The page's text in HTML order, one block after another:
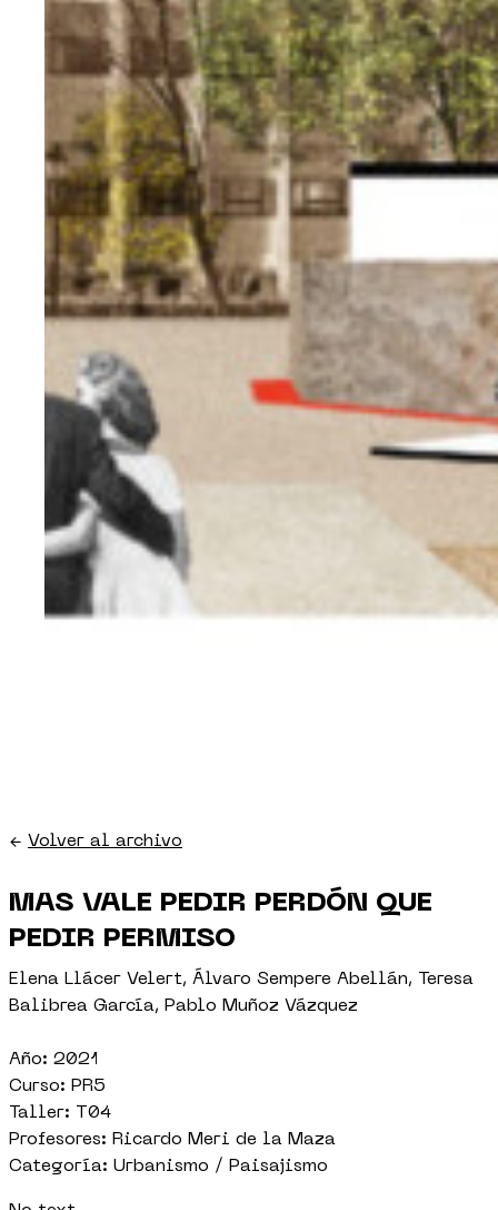
← Volver al archivo
MAS VALE PEDIR PERDÓN QUE
PEDIR PERMISO
Elena Llácer Velert, Álvaro Sempere Abellán, Teresa
Balibrea García, Pablo Muñoz Vázquez
Año: 2021
Curso: PR5
Taller: T04
Profesores: Ricardo Meri de la Maza
Categoría: Urbanismo / Paisajismo